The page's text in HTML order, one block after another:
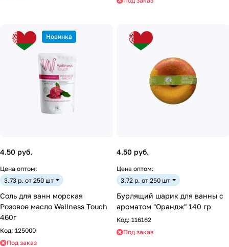
Новинка
4.50 руб.
Цена оптом:
3.73 р. от 250 шт
Соль для ванн морская
Розовое масло Wellness Touch
460г
Код: 125000
Под заказ
4.50 руб.
Цена оптом:
3.72 р. от 250 шт
Бурлящий шарик для ванны с
ароматом "Орандж" 140 гр
Код: 116162
Под заказ